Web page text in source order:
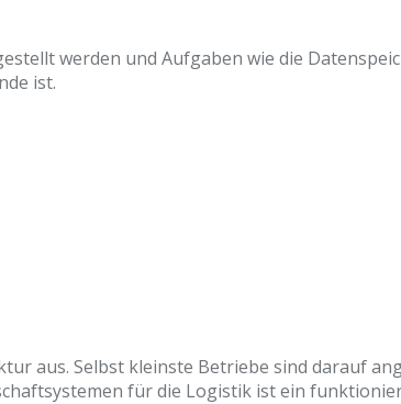
werden und Aufgaben wie die
ist.
aus. Selbst kleinste Betriebe sind darauf
für die Logistik ist ein